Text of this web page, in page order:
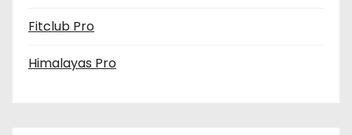
Fitclub Pro
Himalayas Pro